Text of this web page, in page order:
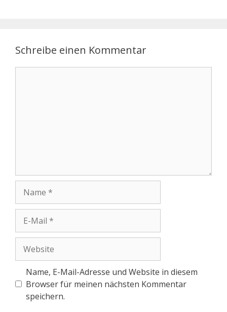
Schreibe einen Kommentar
Name, E-Mail-Adresse und Website in diesem
Browser für meinen nächsten Kommentar
speichern.